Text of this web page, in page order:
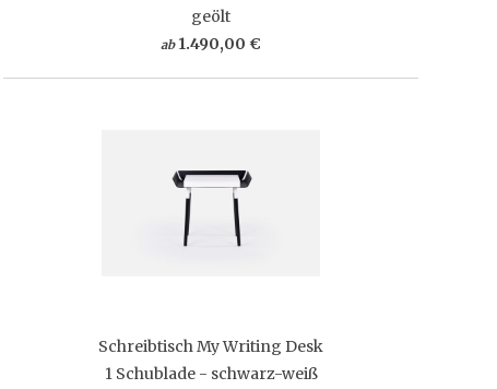
geölt
ab 1.490,00 €
Schreibtisch My Writing Desk
1 Schublade - schwarz-weiß